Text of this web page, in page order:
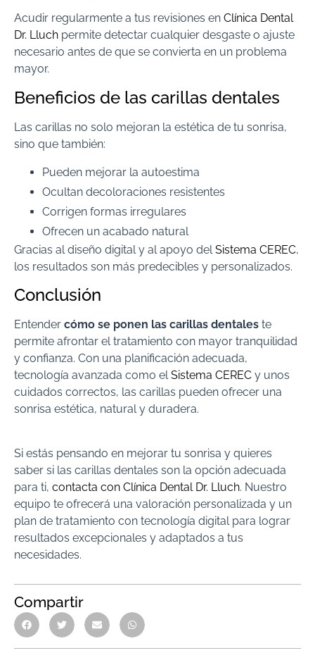
Acudir regularmente a tus revisiones en Clínica Dental
Dr. Lluch permite detectar cualquier desgaste o ajuste
necesario antes de que se convierta en un problema
mayor.
Beneficios de las carillas dentales
Las carillas no solo mejoran la estética de tu sonrisa,
sino que también:
Pueden mejorar la autoestima
Ocultan decoloraciones resistentes
Corrigen formas irregulares
Ofrecen un acabado natural
Gracias al diseño digital y al apoyo delSistema CEREC,
los resultados son más predecibles y personalizados.
Conclusión
Entender cómo se ponen las carillas dentales te
permite afrontar el tratamiento con mayor tranquilidad
y confianza. Con una planificación adecuada,
tecnología avanzada como elSistema CEREC y unos
cuidados correctos, las carillas pueden ofrecer una
sonrisa estética, natural y duradera.
Si estás pensando en mejorar tu sonrisa y quieres
saber si las carillas dentales son la opción adecuada
para ti, contacta con Clínica Dental Dr. Lluch. Nuestro
equipo te ofrecerá una valoración personalizada y un
plan de tratamiento con tecnología digital para lograr
resultados excepcionales y adaptados a tus
necesidades.
Compartir